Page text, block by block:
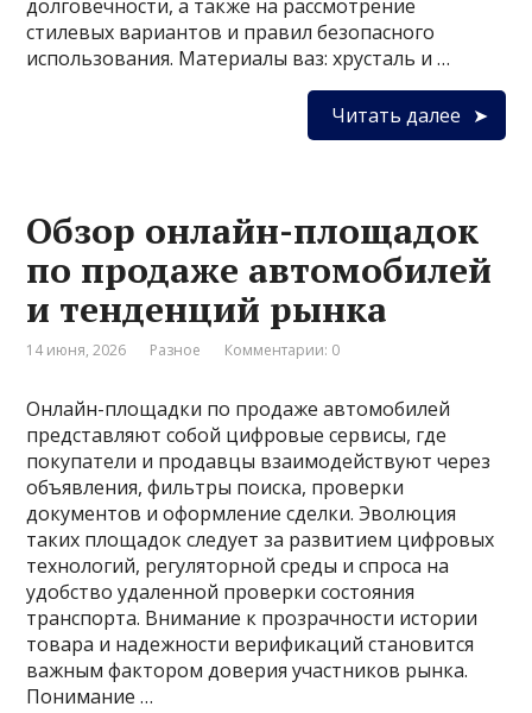
долговечности, а также на рассмотрение
стилевых вариантов и правил безопасного
использования. Материалы ваз: хрусталь и …
Читать далее
Обзор онлайн-площадок
по продаже автомобилей
и тенденций рынка
14 июня, 2026 Разное Комментарии: 0
Онлайн-площадки по продаже автомобилей
представляют собой цифровые сервисы, где
покупатели и продавцы взаимодействуют через
объявления, фильтры поиска, проверки
документов и оформление сделки. Эволюция
таких площадок следует за развитием цифровых
технологий, регуляторной среды и спроса на
удобство удаленной проверки состояния
транспорта. Внимание к прозрачности истории
товара и надежности верификаций становится
важным фактором доверия участников рынка.
Понимание …